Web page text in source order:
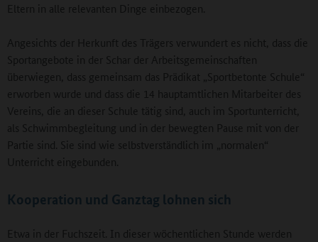
Eltern in alle relevanten Dinge einbezogen.
Angesichts der Herkunft des Trägers verwundert es nicht, dass die
Sportangebote in der Schar der Arbeitsgemeinschaften
überwiegen, dass gemeinsam das Prädikat „Sportbetonte Schule“
erworben wurde und dass die 14 hauptamtlichen Mitarbeiter des
Vereins, die an dieser Schule tätig sind, auch im Sportunterricht,
als Schwimmbegleitung und in der bewegten Pause mit von der
Partie sind. Sie sind wie selbstverständlich im „normalen“
Unterricht eingebunden.
Kooperation und Ganztag lohnen sich
Etwa in der Fuchszeit. In dieser wöchentlichen Stunde werden